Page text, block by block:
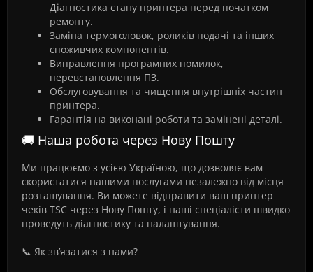
Діагностика стану принтера перед початком
ремонту.
Заміна термоголовок, роликів подачі та інших
споживчих компонентів.
Виправлення програмних помилок,
перевстановлення ПЗ.
Обслуговування та чищення внутрішніх частин
принтера.
Гарантія на виконані роботи та замінені деталі.
🚚 Наша робота через Нову Пошту
Ми працюємо з усією Україною, що дозволяє вам
скористатися нашими послугами незалежно від місця
розташування. Ви можете відправити ваш принтер
чеків TSC через Нову Пошту, і наші спеціалісти швидко
проведуть діагностику та налаштування.
📞 Як зв’язатися з нами?